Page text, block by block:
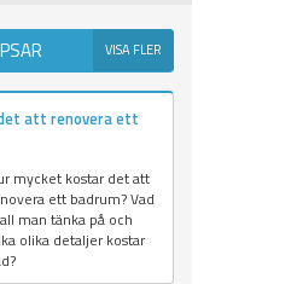
VISA FLER
att renovera ett
mycket kostar det att
ett badrum? Vad
man tänka på och
olika detaljer kostar